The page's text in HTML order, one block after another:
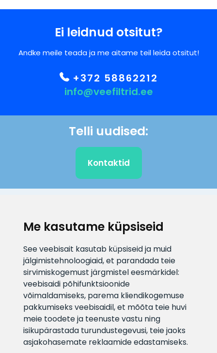
Me kasutame küpsiseid
See veebisait kasutab küpsiseid ja muid
jälgimistehnoloogiaid, et parandada teie
sirvimiskogemust järgmistel eesmärkidel:
veebisaidi põhifunktsioonide
võimaldamiseks, parema kliendikogemuse
pakkumiseks veebisaidil,et mõõta teie huvi
meie toodete ja teenuste vastu ning
isikupärastada turundustegevusi, teie jaoks
asjakohasemate reklaamide edastamiseks.
Ei leidnud otsitut?
Andke meile teada ja me aitame teil leida otsitut!
+372 58862212
info@veefiltrid.ee
Telli uudised:
Kontaktid
info@veefiltrid.ee
Infotelefon
+372 58862212
Vaata tööaegu
Reti tee 11, Peetri, 75312 Harju
maakond, Estonia